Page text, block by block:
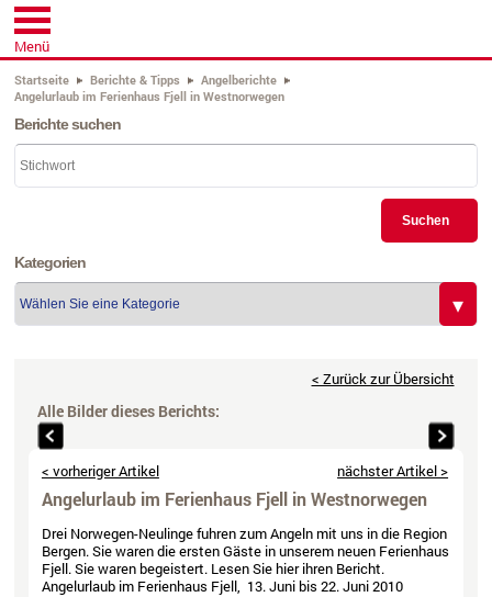
Menü
Startseite Berichte & Tipps
Angelberichte
Angelurlaub im Ferienhaus Fjell in Westnorwegen
Berichte suchen
Suchen
Kategorien
< Zurück zur Übersicht
Alle Bilder dieses Berichts:
Angelurlaub im Ferienhaus Fjell in Westnorwegen
Drei Norwegen-Neulinge fuhren zum Angeln mit uns in die Region
Bergen. Sie waren die ersten Gäste in unserem neuen Ferienhaus
Fjell. Sie waren begeistert. Lesen Sie hier ihren Bericht.
Angelurlaub im Ferienhaus Fjell, 13. Juni bis 22. Juni 2010